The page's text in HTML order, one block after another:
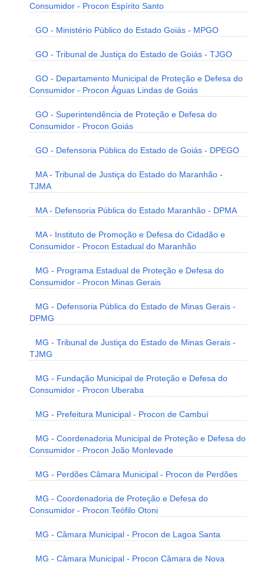
Consumidor - Procon Espírito Santo
GO - Ministério Público do Estado Goiás - MPGO
GO - Tribunal de Justiça do Estado de Goiás - TJGO
GO - Departamento Municipal de Proteção e Defesa do
Consumidor - Procon Águas Lindas de Goiás
GO - Superintendência de Proteção e Defesa do
Consumidor - Procon Goiás
GO - Defensoria Pública do Estado de Goiás - DPEGO
MA - Tribunal de Justiça do Estado do Maranhão -
TJMA
MA - Defensoria Pública do Estado Maranhão - DPMA
MA - Instituto de Promoção e Defesa do Cidadão e
Consumidor - Procon Estadual do Maranhão
MG - Programa Estadual de Proteção e Defesa do
Consumidor - Procon Minas Gerais
MG - Defensoria Pública do Estado de Minas Gerais -
DPMG
MG - Tribunal de Justiça do Estado de Minas Gerais -
TJMG
MG - Fundação Municipal de Proteção e Defesa do
Consumidor - Procon Uberaba
MG - Prefeitura Municipal - Procon de Cambuí
MG - Coordenadoria Municipal de Proteção e Defesa do
Consumidor - Procon João Monlevade
MG - Perdões Câmara Municipal - Procon de Perdões
MG - Coordenadoria de Proteção e Defesa do
Consumidor - Procon Teófilo Otoni
MG - Câmara Municipal - Procon de Lagoa Santa
MG - Câmara Municipal - Procon Câmara de Nova